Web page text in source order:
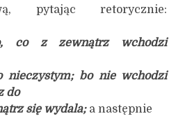
pytając retorycznie:
co z zewnątrz wchodzi
nieczystym; bo nie wchodzi
do
się wydala; a następnie